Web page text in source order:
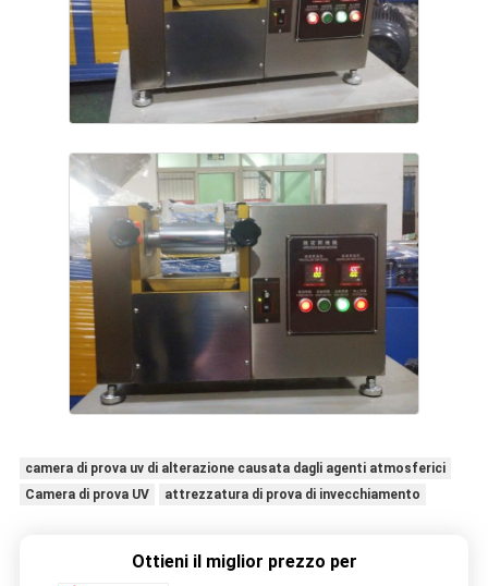
camera di prova uv di alterazione causata dagli agenti atmosferici
Camera di prova UV
attrezzatura di prova di invecchiamento
Ottieni il miglior prezzo per